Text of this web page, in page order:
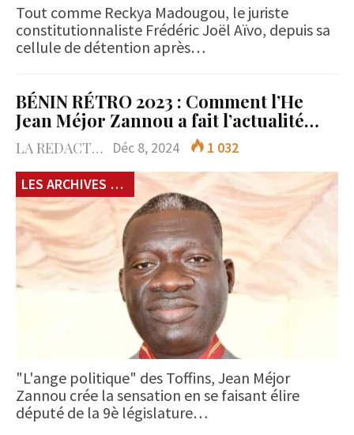
Tout comme Reckya Madougou, le juriste
constitutionnaliste Frédéric Joël Aïvo, depuis sa
cellule de détention après…
BÉNIN RÉTRO 2023 : Comment l’He
Jean Méjor Zannou a fait l’actualité…
LA REDACTION Déc 8, 2024
1 032
LES ARCHIVES du 229
"L'ange politique" des Toffins, Jean Méjor
Zannou crée la sensation en se faisant élire
député de la 9è législature…